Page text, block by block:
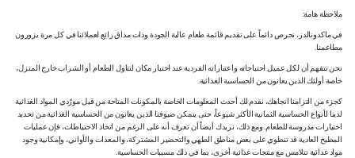
ملاحظة هامة:
في ماكدونالدز، نحرص دائماً على تقديم قائمة طعام عالية الجودة وذات مذاق رائع لعملائنا في كل مرة يزورون
مطاعمنا.
نحن نتفهم أن لكل عميل احتياجاته واعتباراته الفردية عند اختيار مكان لتناول الطعام أو الشراب خارج المنزل،
خاصة أولئك الذين يعانون من الحساسية الغذائية.
كجزء من التزامنا اتجاهك، نقدم لك أحدث المعلومات الخاصة بالمكونات المتاحة من قبل مورّدي المواد الغذائية
لدينا لأنواع الحساسية الثمانية الأكثر شيوعاً، حتى يتمكن ضيوفنا الذين يعانون من الحساسية الغذائية من تحديد
اختيارات مدروسة للطعام. ومع ذلك، نريدك أيضاً أن تعرف أنه على الرغم من اتخاذ الاحتياطات، فإن عمليات
المطبخ العادية قد تنطوي على بعض مناطق الطهي والتحضير المشتركة، والمعدات والأواني، وإمكانية وجود
مواد غذائية تتلامس مع منتجات غذائية أخرى، بما في ذلك مسببات الحساسية.